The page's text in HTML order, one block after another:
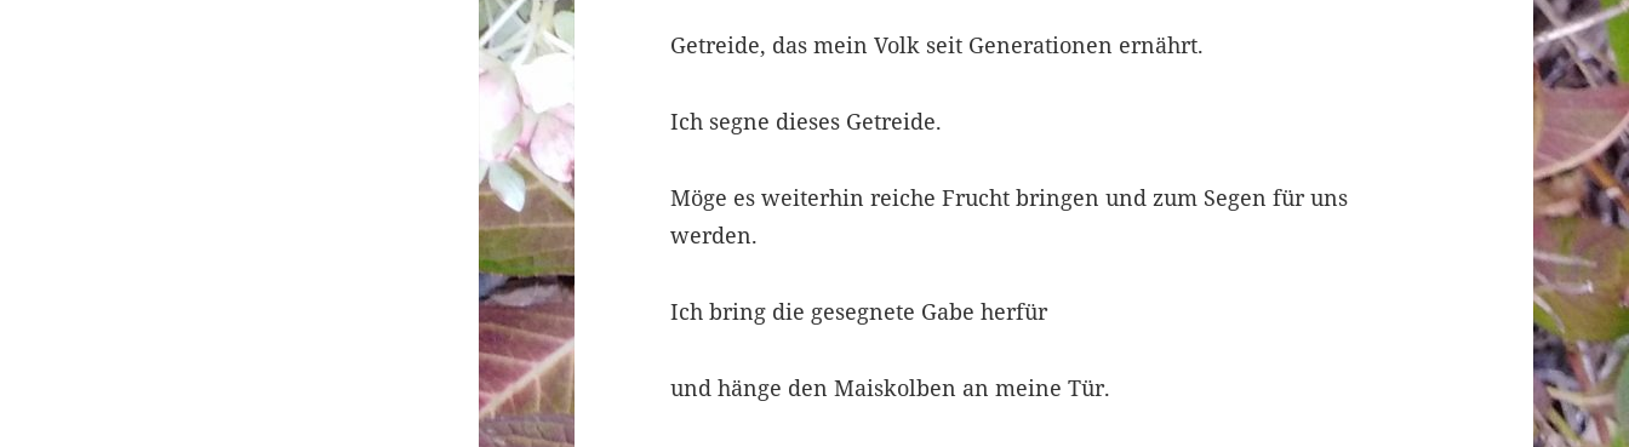
Getreide, das mein Volk seit Generationen ernährt.
Ich segne dieses Getreide.
Möge es weiterhin reiche Frucht bringen und zum Segen für uns
werden.
Ich bring die gesegnete Gabe herfür
und hänge den Maiskolben an meine Tür.